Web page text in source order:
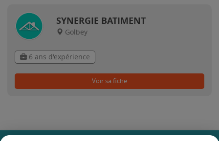
SYNERGIE BATIMENT
Golbey
6 ans d'expérience
Voir sa fiche